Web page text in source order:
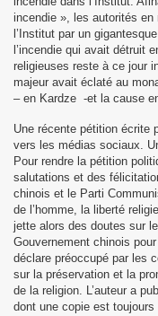
incendie », les autorités
l’Institut par un
l’incendie qui avait détruit
religieuses reste à ce jour
majeur avait éclaté au
– en Kardze -et la cause
Une récente pétition écrite
vers les médias sociaux.
Pour rendre la pétition
salutations et des
chinois et le Parti
de l’homme, la liberté
jette alors des doutes sur
Gouvernement chinois
déclare préoccupé par les
sur la préservation et la
de la religion. L’auteur a
dont une copie est toujours